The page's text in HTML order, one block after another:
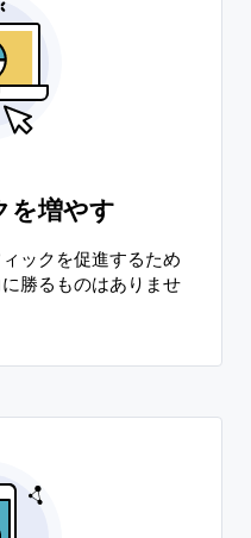
を増やす
ックを促進するため
勝るものはありませ